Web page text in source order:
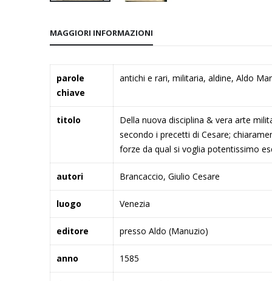
della
di
immagini
MAGGIORI INFORMAZIONI
Informazioni
parole
chiave
antichi e rari, militaria, aldine, Aldo
titolo
Della nuova disciplina & vera arte
secondo i precetti di Cesare;
forze da qual si voglia potentissimo
autori Brancaccio, Giulio Cesare
luogo Venezia
editore presso Aldo (Manuzio)
anno 1585